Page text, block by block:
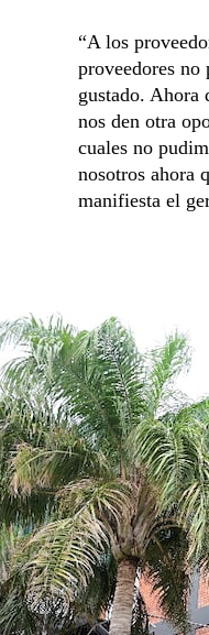
“A los
proveedores no
gustado. Ahora
nos den otra
cuales no
nosotros ahora
manifiesta el